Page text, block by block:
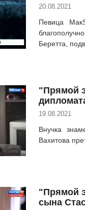
20.08.2021
Певица
Беретта,
"Прямой
19.08.2021
Внучка
Вахитова
"Прямой
сына